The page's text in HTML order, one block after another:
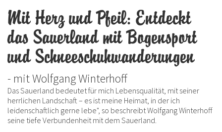
Mit Herz und Pfeil: Entdeckt
das Sauerland mit Bogensport
und Schneeschuhwanderungen
- mit Wolfgang Winterhoff
Das Sauerland bedeutet für mich Lebensqualität, mit seiner
herrlichen Landschaft – es ist meine Heimat, in der ich
leidenschaftlich gerne lebe", so beschreibt Wolfgang Winterhoff
seine tiefe Verbundenheit mit dem Sauerland.